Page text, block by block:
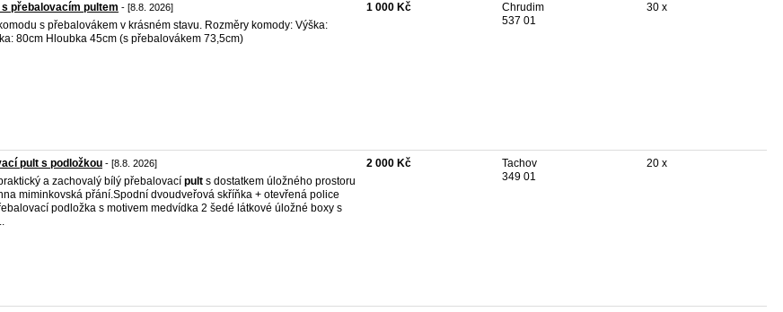
s přebalovacím pultem - [8.8. 2026]
s přebalovákem v krásném stavu. Rozměry komody: Výška:
80cm Hloubka 45cm (s přebalovákem 73,5cm)
1 000 Kč
Chrudim
537 01
30 x
pult s podložkou - [8.8. 2026]
a zachovalý bílý přebalovací pult s dostatkem úložného prostoru
miminkovská přání. ​Spodní dvoudveřová skříňka + otevřená police
podložka s motivem medvídka 2 šedé látkové úložné boxy s
2 000 Kč
Tachov
349 01
20 x